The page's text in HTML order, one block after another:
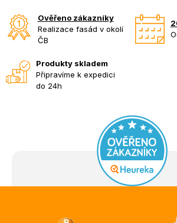
Ověřeno zákazníky
Realizace fasád v okolí
ČB
Produkty skladem
Připravíme k expedici
do 24h